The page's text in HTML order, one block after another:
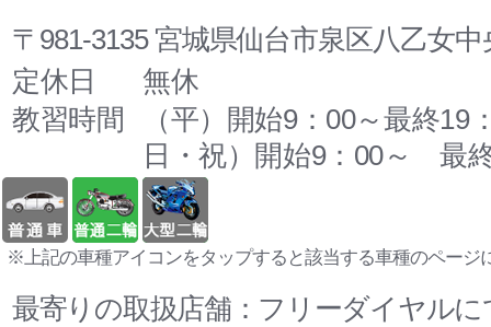
〒981-3135 宮城県仙台市泉区八乙女中
定休日
無休
教習時間
（平）開始9：00～最終19
日・祝）開始9：00～ 最
※上記の車種アイコンをタップすると該当する車種のページ
最寄りの取扱店舗：フリーダイヤル